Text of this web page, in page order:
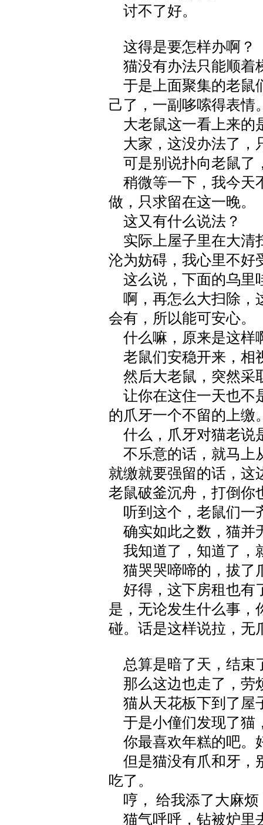
讨不了好。
这得是要怎样办啊？
猫没有办法只能顺着
于是上面聚集的老鼠
己了，一副哆嗦得表情
大老鼠这一看上来的
大家，这没办法了，
可是别说扑向老鼠了
稍微等一下，我今天
做，只求留在这一晚。
这又有什么说法？
实际上屋子里在大清
沦为妨碍，我心里不好
这么说，下面的乌里
啊，再怎么大扫除，
会有，所以能可安心。
什么嘛，原来是这样
老鼠们安稳开来，相
然后大老鼠，突然采
让你在这住一天也不
的爪牙一个不留的上缴
什么，爪牙对猫老说
不乐意的话，就马上
就缴就要强留的话，这
老鼠破釜沉舟，打倒你
听到这个，老鼠们一
确实如此之数，猫并
我知道了，知道了，
猫哭哭啼啼的，拔了
好得，这下房租也有
是，无论发生什么事，
碰。话是这样说拉，无
总算是暗了天，结束
那么这边也走了，劳
猫从天花板下到了屋
于是小僮们发现了猫
你最喜欢年糕的吧。
但是猫没有爪和牙，
吃了。
哼， 给我添了大麻烦
猫气呼呼，钻被炉里